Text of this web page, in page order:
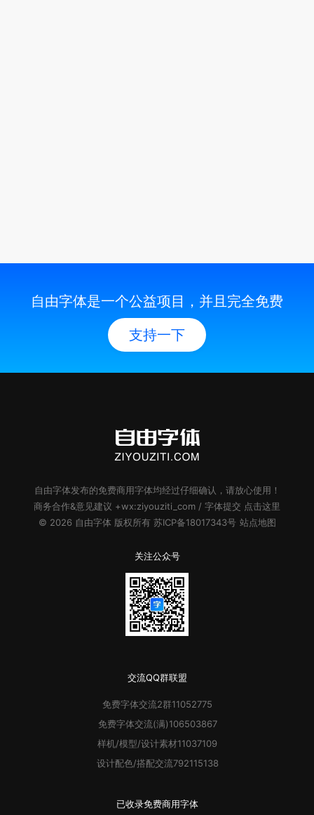
自由字体是一个公益项目，并且完全免费
支持一下
自由字体发布的免费商用字体均经过仔细确认，请放心使用！
商务合作&意见建议 +wx:ziyouziti_com / 字体提交 点击这里
© 2026 自由字体 版权所有 苏ICP备18017343号 站点地图
关注公众号
交流QQ群联盟
免费字体交流2群11052775
免费字体交流(满)106503867
样机/模型/设计素材11037109
设计配色/搭配交流792115138
已收录免费商用字体